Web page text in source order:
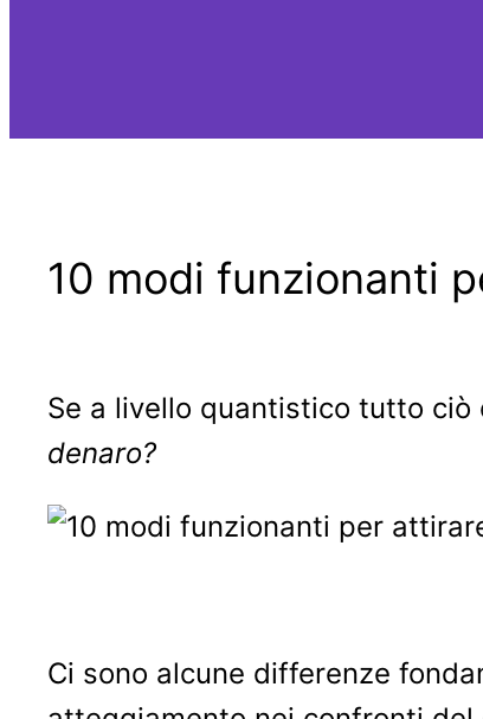
10 modi funzionanti
Se a livello quantistico tutto ciò
denaro?
Ci sono alcune differenze